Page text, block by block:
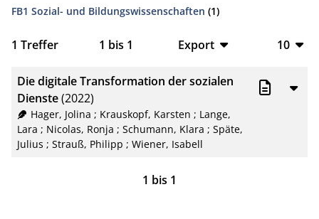
FB1 Sozial- und Bildungswissenschaften (1)
1 Treffer 1 bis 1
Export
RIS
XML
10
20
Die digitale Transformation der sozialen
Dienste(2022)
Hager, Jolina ; Krauskopf, Karsten ; Lange,
Lara ; Nicolas, Ronja ; Schumann, Klara ; Späte,
Julius ; Strauß, Philipp ; Wiener, Isabell
1 bis 1